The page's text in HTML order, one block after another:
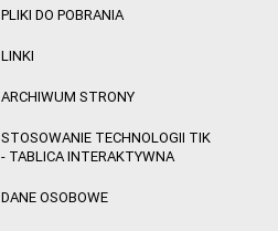
PLIKI DO POBRANIA
LINKI
ARCHIWUM STRONY
STOSOWANIE TECHNOLOGII TIK
- TABLICA INTERAKTYWNA
DANE OSOBOWE